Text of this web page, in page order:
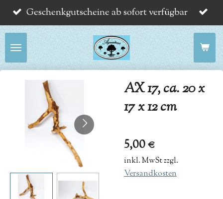
Zum
Hauptinhalt
springen
Geschenkgutscheine ab sofort verfügbar
AX 17, ca. 20 x
17 x 12 cm
5,00 €
inkl. MwSt zzgl.
Versandkosten